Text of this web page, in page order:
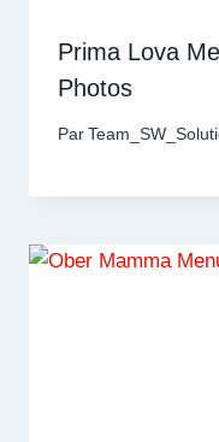
Prima Lova
Photos
Par